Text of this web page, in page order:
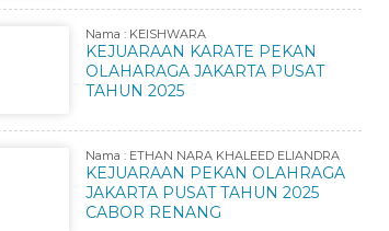
Nama : KEISHWARA
KEJUARAAN KARATE PEKAN
OLAHARAGA JAKARTA PUSAT
TAHUN 2025
Nama : ETHAN NARA KHALEED ELIANDRA
KEJUARAAN PEKAN OLAHRAGA
JAKARTA PUSAT TAHUN 2025
CABOR RENANG